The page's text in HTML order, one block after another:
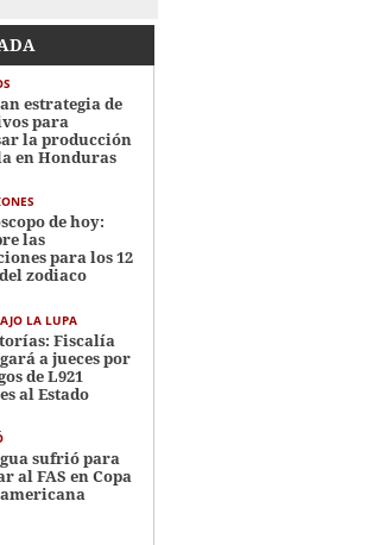
estrategia de
para
la producción
en Honduras
de hoy:
las
para los 12
zodiaco
LA LUPA
Fiscalía
a jueces por
de L921
al Estado
sufrió para
al FAS en Copa